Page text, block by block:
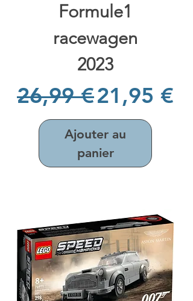
Formule1
racewagen
2023
Prix original
26,99 €Prix
21,95 €
Ajouter au
panier